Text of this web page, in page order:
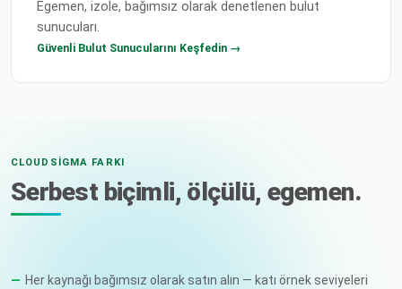
Egemen, izole, bağımsız olarak denetlenen bulut
sunucuları.
Güvenli Bulut Sunucularını Keşfedin →
CLOUDSIGMA FARKI
Serbest biçimli, ölçülü, egemen.
Her kaynağı bağımsız olarak satın alın — katı örnek seviyeleri